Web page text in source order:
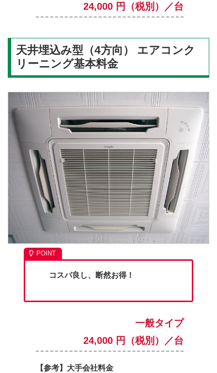
24,000 円（税別）／台
天井埋込み型（4方向） エアコンク
リーニング基本料金
コスパ良し、断然お得！
一般タイプ
24,000 円（税別）／台
【参考】大手会社料金